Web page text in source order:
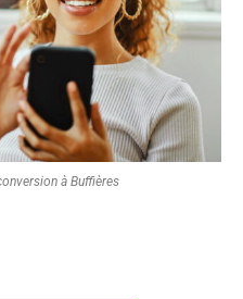
à Buffières